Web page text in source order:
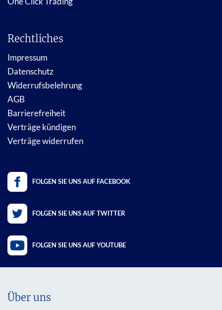
Rechtliches
Impressum
Datenschutz
Widerrufsbelehrung
AGB
Barrierefreiheit
Verträge kündigen
Verträge widerrufen
FOLGEN SIE UNS AUF FACEBOOK
FOLGEN SIE UNS AUF TWITTER
FOLGEN SIE UNS AUF YOUTUBE
Über uns